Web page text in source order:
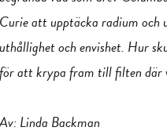
Curie att upptäcka radium och
uthållighet och envishet. Hur
för att krypa fram till filten där
Av: Linda Backman